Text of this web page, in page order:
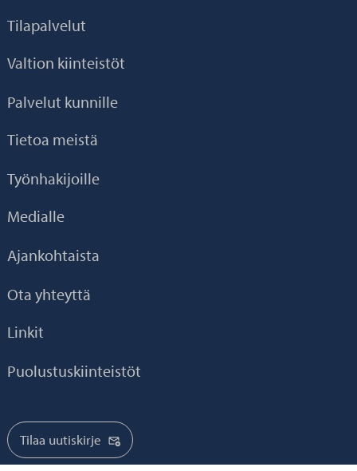
Tilapalvelut
Valtion kiinteistöt
Palvelut kunnille
Tietoa meistä
Työnhakijoille
Medialle
Ajankohtaista
Ota yhteyttä
Linkit
Puolustuskiinteistöt
Tilaa uutiskirje